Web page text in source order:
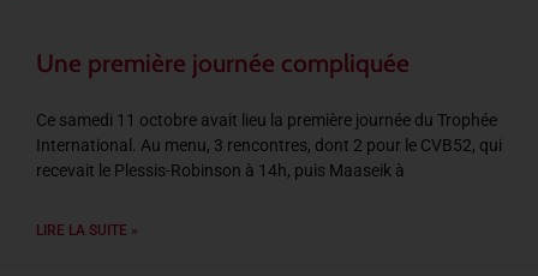
Une première journée compliquée
Ce samedi 11 octobre avait lieu la première journée du Trophée
International. Au menu, 3 rencontres, dont 2 pour le CVB52, qui
recevait le Plessis-Robinson à 14h, puis Maaseik à
LIRE LA SUITE »